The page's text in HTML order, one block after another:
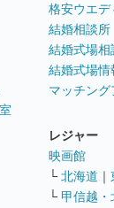
格安ウエデ
結婚相談所
結婚式場相
結婚式場情
マッチング
レジャー
映画館
└ 北海道 ｜
└ 甲信越・